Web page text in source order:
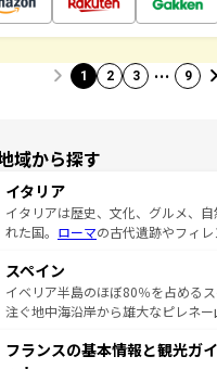
1 2 3 … 9
域から探す
イタリア
イタリアは歴史、文化、グルメ、
れた国。 ローマの古代遺跡やフィ
ろん、トスカーナの美しい田園風景
景など、自然景観も見逃せない。
ピザやパスタなど、絶品のイタリ
ませてくれるイタリアで、忘れられ
スペイン
イベリア半島のほぼ80％を占める
注ぐ地中海沿岸から雄大なピレネ
文化が根付くこの国では、情熱的な
フランスの基本情報と観光ガ